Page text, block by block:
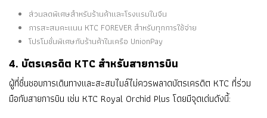
ส่วนลดพิเศษสำหรับร้านค้าและโรงแรมในจีน
การสะสมคะแนน KTC FOREVER สำหรับทุกการใช้จ่าย
โปรโมชั่นพิเศษกับร้านค้าในเครือ UnionPay
4. บัตรเครดิต KTC สำหรับสายการบิน
ผู้ที่ชื่นชอบการเดินทางและสะสมไมล์ไม่ควรพลาดบัตรเครดิต KTC ที่ร่วม
มือกับสายการบิน เช่น KTC Royal Orchid Plus โดยมีจุดเด่นดังนี้: